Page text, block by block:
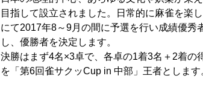
目指して設立されました。日常的に麻雀を楽
にて2017年8～9月の間に予選を行い成績優
し、優勝者を決定します。
決勝はまず4名×3卓で、各卓の1着3名＋2着
を「第6回雀サクッCup in 中部」王者とします